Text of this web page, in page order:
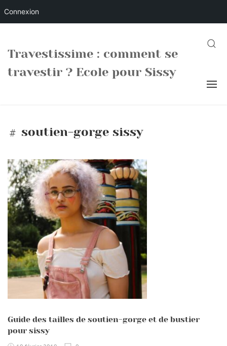
content
Travestissime : comment se
travestir ? Ecole pour Sissy
soutien-gorge sissy
Guide des tailles de soutien-gorge et de bustier
pour sissy
Connexion